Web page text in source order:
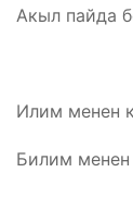
Акыл пайда
Илим менен
Билим